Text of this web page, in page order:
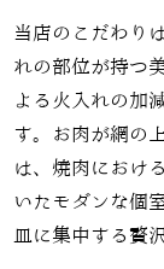
当店のこだわり
れの部位が持つ
よる火入れの加
す。お肉が網の
は、焼肉におけ
いたモダンな個
皿に集中する贅